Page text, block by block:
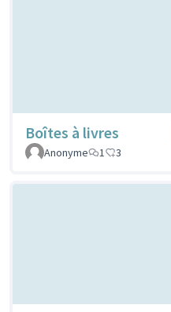
Boîtes à livres
Anonyme
1 3